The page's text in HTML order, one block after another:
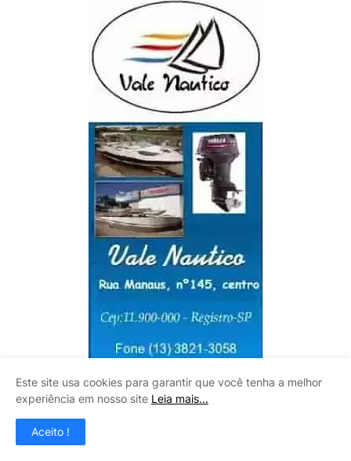
VIVEIRO BOA ESPERANÇA
Este site usa cookies para garantir que você tenha a melhor
experiência em nosso site Leia mais...
Aceito !